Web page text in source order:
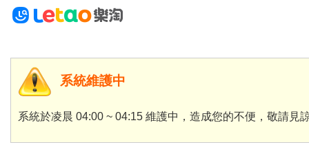
系統維護中
系統於凌晨 04:00 ~ 04:15 維護中，造成您的不便，敬請見